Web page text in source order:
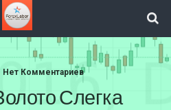
Нет Комментариев
Слегка